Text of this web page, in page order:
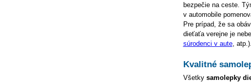
bezpečie na ceste.
v automobile
Pre prípad, že sa
dieťaťa verejne je
súrodenci v aute, atp.).
Kvalitné
Všetky samolepky